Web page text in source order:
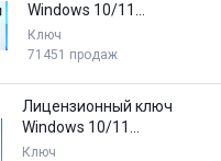
Windows 10/11
Pro/Home 32/64 bit
Ключ
71451 продаж
Лицензионный ключ
Windows 10/11
PRO/HOME | с привязкой
Ключ